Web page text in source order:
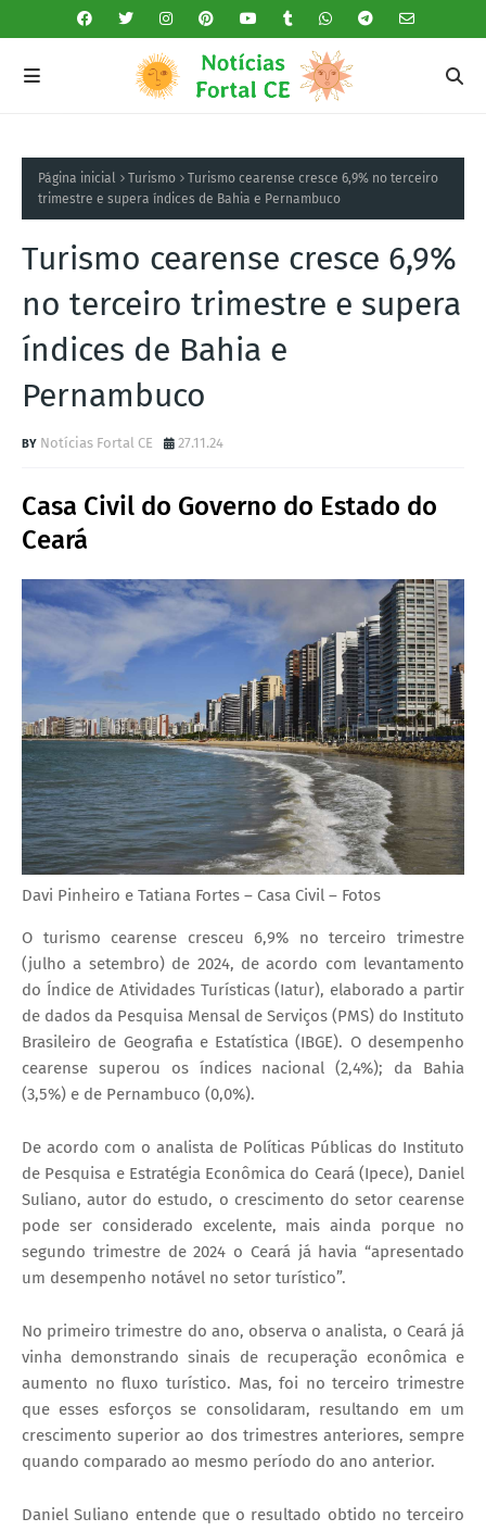
Página inicial Turismo
Turismo cearense cresce 6,9% no terceiro
trimestre e supera índices de Bahia e Pernambuco
Turismo cearense cresce 6,9%
no terceiro trimestre e supera
índices de Bahia e
Pernambuco
Notícias Fortal CE 27.11.24
Casa Civil do Governo do Estado do
Ceará
Davi Pinheiro e Tatiana Fortes – Casa Civil – Fotos
O turismo cearense cresceu 6,9% no terceiro trimestre
(julho a setembro) de 2024, de acordo com levantamento
do Índice de Atividades Turísticas (Iatur), elaborado a partir
de dados da Pesquisa Mensal de Serviços (PMS) do Instituto
Brasileiro de Geografia e Estatística (IBGE). O desempenho
cearense superou os índices nacional (2,4%); da Bahia
(3,5%) e de Pernambuco (0,0%).
De acordo com o analista de Políticas Públicas do Instituto
de Pesquisa e Estratégia Econômica do Ceará (Ipece), Daniel
Suliano, autor do estudo, o crescimento do setor cearense
pode ser considerado excelente, mais ainda porque no
segundo trimestre de 2024 o Ceará já havia “apresentado
um desempenho notável no setor turístico”.
No primeiro trimestre do ano, observa o analista, o Ceará já
vinha demonstrando sinais de recuperação econômica e
aumento no fluxo turístico. Mas, foi no terceiro trimestre
que esses esforços se consolidaram, resultando em um
crescimento superior ao dos trimestres anteriores, sempre
quando comparado ao mesmo período do ano anterior.
Daniel Suliano entende que o resultado obtido no terceiro